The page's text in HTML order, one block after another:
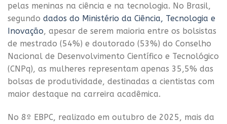
pelas meninas na ciência e na tecnologia. No Brasil,
segundo dados do Ministério da Ciência, Tecnologia e
Inovação, apesar de serem maioria entre os bolsistas
de mestrado (54%) e doutorado (53%) do Conselho
Nacional de Desenvolvimento Científico e Tecnológico
(CNPq), as mulheres representam apenas 35,5% das
bolsas de produtividade, destinadas a cientistas com
maior destaque na carreira acadêmica.
No 8º EBPC, realizado em outubro de 2025, mais da